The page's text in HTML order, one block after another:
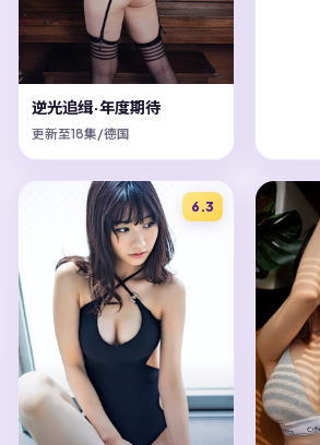
逆光追缉·年度期待
更新至18集/德国
6.3